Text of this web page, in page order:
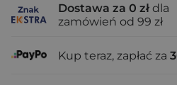
Dostawa za 0 zł dla
zamówień od 99 zł
Kup teraz, zapłać za